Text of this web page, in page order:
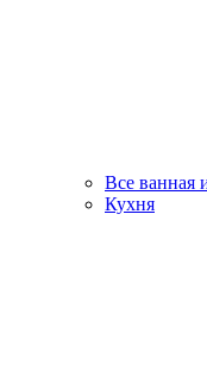
Все ванная
Кухня